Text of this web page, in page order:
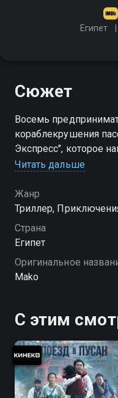
Египет
Сюжет
Восемь
кораблекрушения
Экспресс", которое
шторма и ушло ко
Читать дальше
Жанр
Триллер,
Страна
Египет
Оригинальное
Mako
С этим